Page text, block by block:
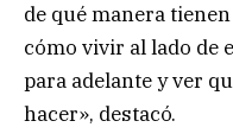
de qué manera
cómo vivir al lado de
para adelante y ver
hacer», destacó.